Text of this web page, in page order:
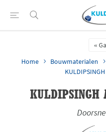
Home
Bouwmaterialen